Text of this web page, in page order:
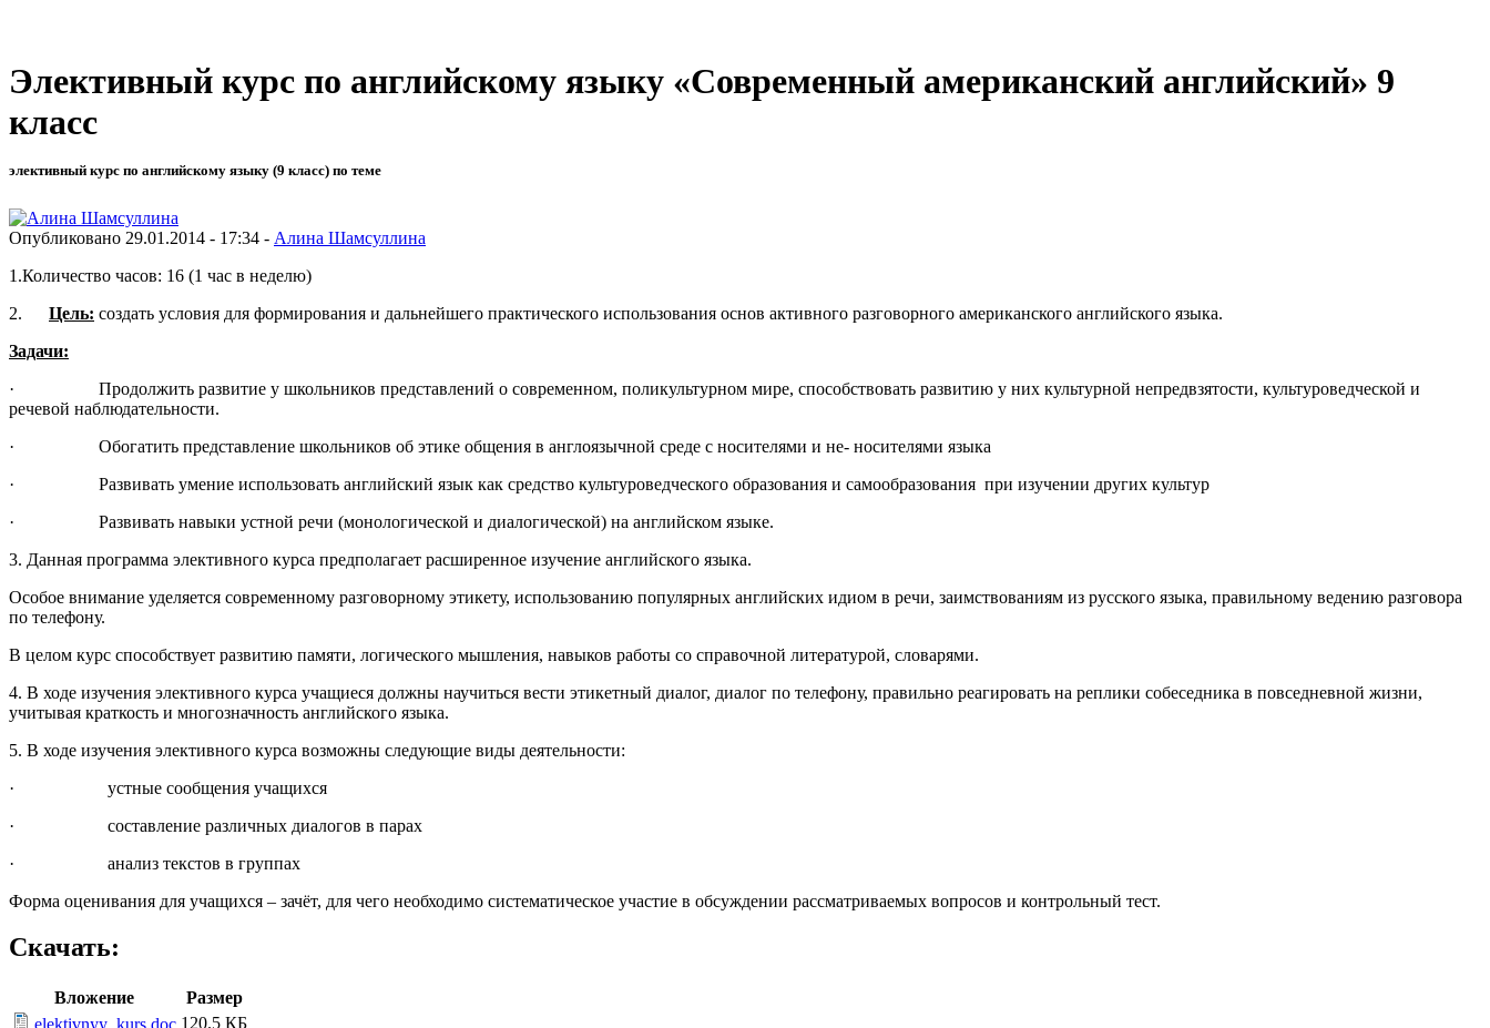
Элективный курс по английскому языку «Современный американский английский» 9
класс
элективный курс по английскому языку (9 класс) по теме
Опубликовано 29.01.2014 - 17:34 - Алина Шамсуллина
1.Количество часов: 16 (1 час в неделю)
2. Цель: создать условия для формирования и дальнейшего практического использования основ активного разговорного американского английского языка.
Задачи:
· Продолжить развитие у школьников представлений о современном, поликультурном мире, способствовать развитию у них культурной непредвзятости, культуроведческой и
речевой наблюдательности.
· Обогатить представление школьников об этике общения в англоязычной среде с носителями и не- носителями языка
· Развивать умение использовать английский язык как средство культуроведческого образования и самообразования при изучении других культур
· Развивать навыки устной речи (монологической и диалогической) на английском языке.
3. Данная программа элективного курса предполагает расширенное изучение английского языка.
Особое внимание уделяется современному разговорному этикету, использованию популярных английских идиом в речи, заимствованиям из русского языка, правильному ведению разговора
по телефону.
В целом курс способствует развитию памяти, логического мышления, навыков работы со справочной литературой, словарями.
4. В ходе изучения элективного курса учащиеся должны научиться вести этикетный диалог, диалог по телефону, правильно реагировать на реплики собеседника в повседневной жизни,
учитывая краткость и многозначность английского языка.
5. В ходе изучения элективного курса возможны следующие виды деятельности:
· устные сообщения учащихся
· составление различных диалогов в парах
· анализ текстов в группах
Форма оценивания для учащихся – зачёт, для чего необходимо систематическое участие в обсуждении рассматриваемых вопросов и контрольный тест.
Скачать:
Вложение
Размер
120.5 КБ